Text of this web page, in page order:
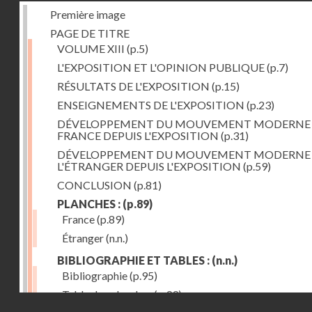
Première image
PAGE DE TITRE
VOLUME XIII (p.5)
L'EXPOSITION ET L'OPINION PUBLIQUE(p.7)
RÉSULTATS DE L'EXPOSITION (p.15)
ENSEIGNEMENTS DE L'EXPOSITION (p.23)
DÉVELOPPEMENT DU MOUVEMENT
FRANCE DEPUIS L'EXPOSITION (p.31)
DÉVELOPPEMENT DU MOUVEMENT
L'ÉTRANGER DEPUIS L'EXPOSITION (p.59)
CONCLUSION (p.81)
PLANCHES : (p.89)
France(p.89)
Étranger(n.n.)
BIBLIOGRAPHIE ET TABLES : (n.n.)
Bibliographie(p.95)
Table des planches(p.99)